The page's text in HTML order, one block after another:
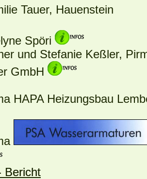
Tauer, Hauenstein
Spöri
und Stefanie Keßler,
GmbH
HAPA Heizungsbau
Bericht